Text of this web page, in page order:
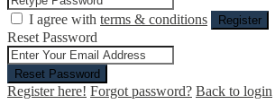
I agree with terms & conditions Register
Reset Password
Reset Password
Register here! Forgot password? Back to login